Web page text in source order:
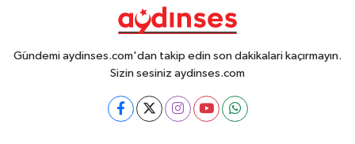
Gündemi aydinses.com'dan takip edin son dakikalari kaçırmayın.
Sizin sesiniz aydinses.com